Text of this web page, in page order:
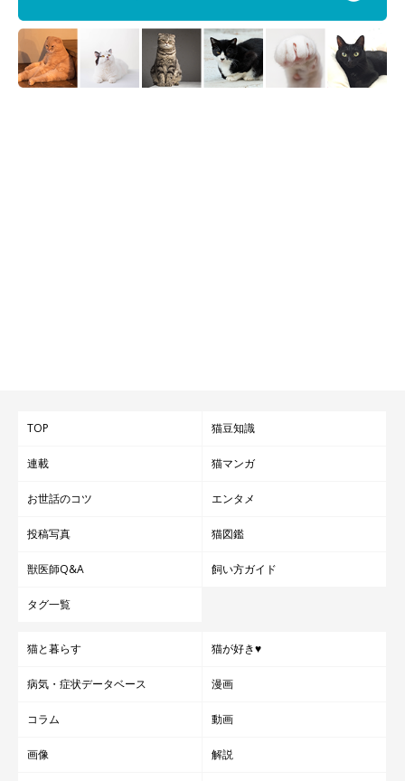
TOP 猫豆知識
連載 猫マンガ
お世話のコツ エンタメ
投稿写真 猫図鑑
獣医師Q&A 飼い方ガイド
タグ一覧
猫と暮らす 猫が好き♥
病気・症状データベース 漫画
コラム 動画
画像 解説